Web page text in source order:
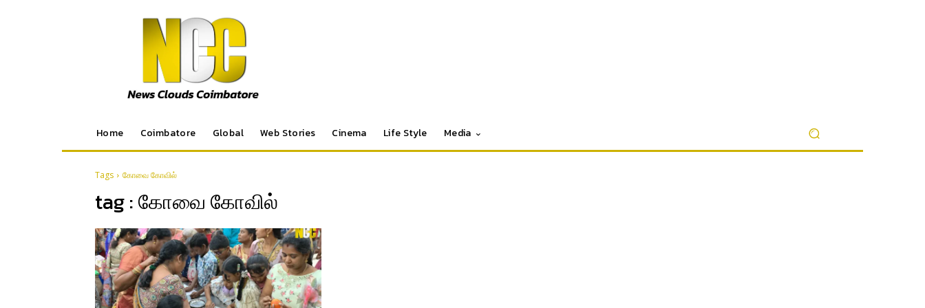
Home Coimbatore Global Web Stories Cinema Life Style Media
Tags கோவை கோவில்
tag :கோவை கோவில்